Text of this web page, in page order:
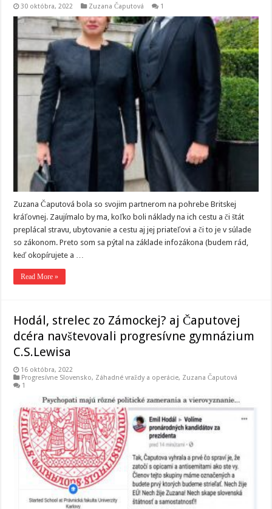
30 októbra, 2022 Zuzana Čaputová 1
Zuzana Čaputová bola so svojim partnerom na pohrebe Britskej
kráľovnej. Zaujímalo by ma, koľko boli náklady na ich cestu a či štát
preplácal stravu, ubytovanie a cestu aj jej priateľovi a či to je v súlade
so zákonom. Preto som sa pýtal na základe infozákona (budem rád,
keď okopírujete a …
Read More »
Hodál, strelec zo Zámockej? aj Čaputovej
dcéra navštevovali progresívne gymnázium
C.S.Lewisa
16 októbra, 2022
Progresívne Slovensko, Záhadné vraždy a operácie, Zuzana Čaputová
1